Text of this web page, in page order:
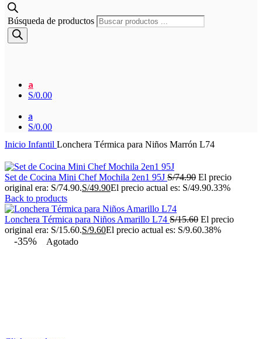
Búsqueda de productos
a
S/0.00
a
S/0.00
Inicio Infantil Lonchera Térmica para Niños Marrón L74
Set de Cocina Mini Chef Mochila 2en1 95J S/74.90 El precio
original era: S/74.90.S/49.90El precio actual es: S/49.90.33%
Back to products
Lonchera Térmica para Niños Amarillo L74 S/15.60 El precio
original era: S/15.60.S/9.60El precio actual es: S/9.60.38%
-35% Agotado